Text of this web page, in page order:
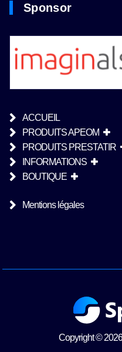
Sponsor
ACCUEIL
PRODUITS APEOM
PRODUITS PRESTATIR
INFORMATIONS
BOUTIQUE
Mentions légales
Copyright ©